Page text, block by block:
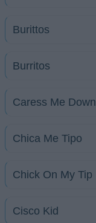
Burittos
Burritos
Caress Me Down
Chica Me Tipo
Chick On My Tip
Cisco Kid